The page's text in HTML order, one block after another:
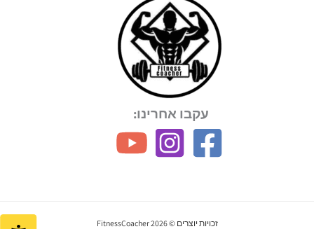
עקבו אחרינו:
זכויות יוצרים © 2026 FitnessCoacher